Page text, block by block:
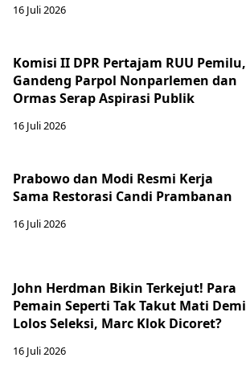
16 Juli 2026
Komisi II DPR Pertajam RUU Pemilu,
Gandeng Parpol Nonparlemen dan
Ormas Serap Aspirasi Publik
16 Juli 2026
Prabowo dan Modi Resmi Kerja
Sama Restorasi Candi Prambanan
16 Juli 2026
John Herdman Bikin Terkejut! Para
Pemain Seperti Tak Takut Mati Demi
Lolos Seleksi, Marc Klok Dicoret?
16 Juli 2026